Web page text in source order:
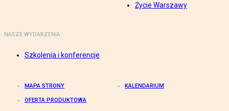
Życie Warszawy
NASZE WYDARZENIA
Szkolenia i konferencje
MAPA STRONY KALENDARIUM
OFERTA PRODUKTOWA